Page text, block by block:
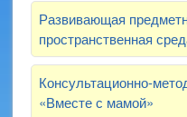
Развивающая
пространственная
Консультационно-
«Вместе с мамой»